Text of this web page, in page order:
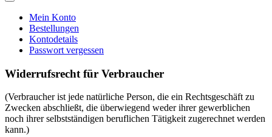
Mein Konto
Bestellungen
Kontodetails
Passwort vergessen
Widerrufsrecht für Verbraucher
(Verbraucher ist jede natürliche Person, die ein Rechtsgeschäft zu
Zwecken abschließt, die überwiegend weder ihrer gewerblichen
noch ihrer selbstständigen beruflichen Tätigkeit zugerechnet werden
kann.)